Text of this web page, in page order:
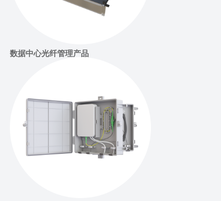
数据中心光纤管理产品